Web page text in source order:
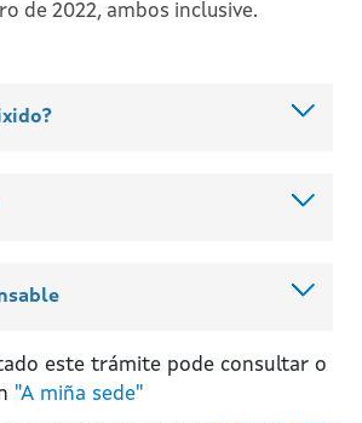
de 2022, ambos inclusive.
este trámite pode consultar o
"A miña sede"